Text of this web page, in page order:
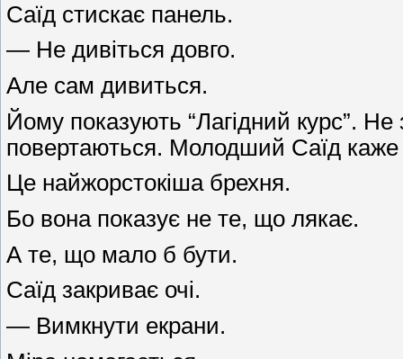
Саїд стискає панель.
— Не дивіться довго.
Але сам дивиться.
Йому показують “Лагідний курс”.
повертаються. Молодший Саїд каже
Це найжорстокіша брехня.
Бо вона показує не те, що лякає.
А те, що мало б бути.
Саїд закриває очі.
— Вимкнути екрани.